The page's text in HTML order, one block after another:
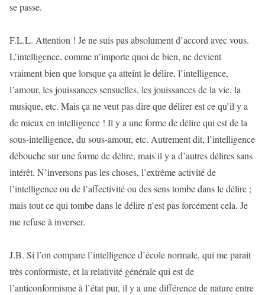
se passe.
F.L.L. Attention ! Je ne suis pas absolument d’accord avec vous.
L’intelligence, comme n’importe quoi de bien, ne devient
vraiment bien que lorsque ça atteint le délire, l’intelligence,
l’amour, les jouissances sensuelles, les jouissances de la vie, la
musique, etc. Mais ça ne veut pas dire que délirer est ce qu’il y a
de mieux en intelligence ! Il y a une forme de délire qui est de la
sous-intelligence, du sous-amour, etc. Autrement dit, l’intelligence
débouche sur une forme de délire, mais il y a d’autres délires sans
intérêt. N’inversons pas les choses, l’extrême activité de
l’intelligence ou de l’affectivité ou des sens tombe dans le délire ;
mais tout ce qui tombe dans le délire n’est pas forcément cela. Je
me refuse à inverser.
J.B. Si l’on compare l’intelligence d’école normale, qui me parait
très conformiste, et la relativité générale qui est de
l’anticonformisme à l’état pur, il y a une différence de nature entre